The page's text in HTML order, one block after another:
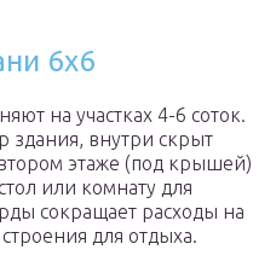
6х6
на участках 4-6 соток.
здания, внутри скрыт
этаже (под крышей)
или комнату для
сокращает расходы на
для отдыха.